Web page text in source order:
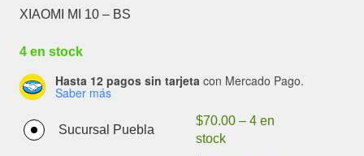
XIAOMI MI 10 – BS
4 en stock
Hasta 12 pagos sin tarjeta con Mercado Pago.
Saber más
Sucursal Puebla
$70.00 –4 en
stock